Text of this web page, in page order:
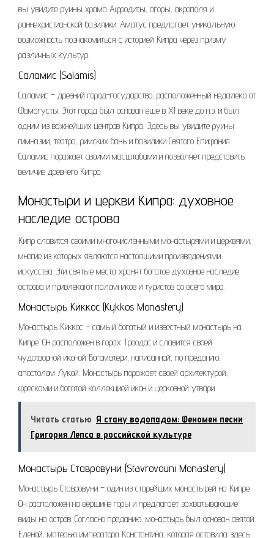
вы увидите руины храма Афродиты, агоры, акрополя и
раннехристианской базилики. Аматус предлагает уникальную
возможность познакомиться с историей Кипра через призму
различных культур.
Саламис (Salamis)
Саламис – древний город-государство, расположенный недалеко от
Фамагусты. Этот город был основан еще в XI веке до н.э. и был
одним из важнейших центров Кипра. Здесь вы увидите руины
гимназии, театра, римских бань и базилики Святого Епифания.
Саламис поражает своими масштабами и позволяет представить
величие древнего Кипра.
Монастыри и церкви Кипра: духовное
наследие острова
Кипр славится своими многочисленными монастырями и церквями,
многие из которых являются настоящими произведениями
искусства. Эти святые места хранят богатое духовное наследие
острова и привлекают паломников и туристов со всего мира.
Монастырь Киккос (Kykkos Monastery)
Монастырь Киккос – самый богатый и известный монастырь на
Кипре. Он расположен в горах Троодос и славится своей
чудотворной иконой Богоматери, написанной, по преданию,
апостолом Лукой. Монастырь поражает своей архитектурой,
фресками и богатой коллекцией икон и церковной утвари.
Читать статью Я стану водопадом: Феномен песни
Григория Лепса в российской культуре
Монастырь Ставровуни (Stavrovouni Monastery)
Монастырь Ставровуни – один из старейших монастырей на Кипре.
Он расположен на вершине горы и предлагает захватывающие
виды на остров. Согласно преданию, монастырь был основан святой
Еленой, матерью императора Константина, которая оставила здесь